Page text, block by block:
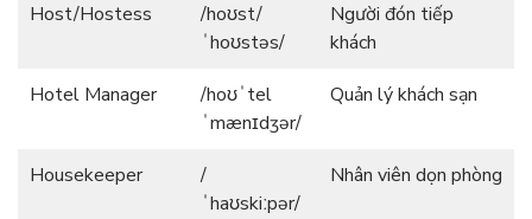
Host/Hostess
/hoʊst/
ˈhoʊstəs/
Người đón tiếp
khách
Hotel Manager
/hoʊˈtel
ˈmænɪdʒər/
Quản lý khách sạn
Housekeeper
/
ˈhaʊskiːpər/
Nhân viên dọn phòng